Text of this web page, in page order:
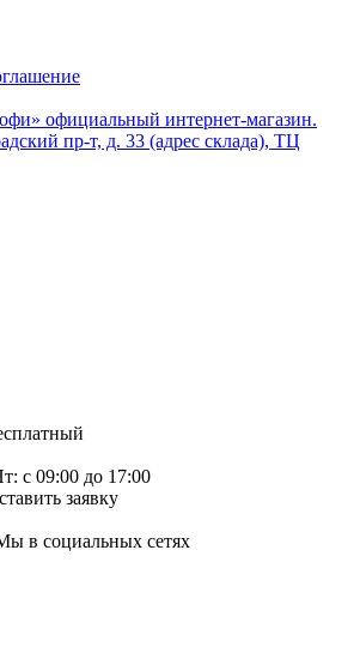
официальный интернет-магазин.
пр-т, д. 33 (адрес склада), ТЦ
с 09:00 до 17:00
заявку
в социальных сетях